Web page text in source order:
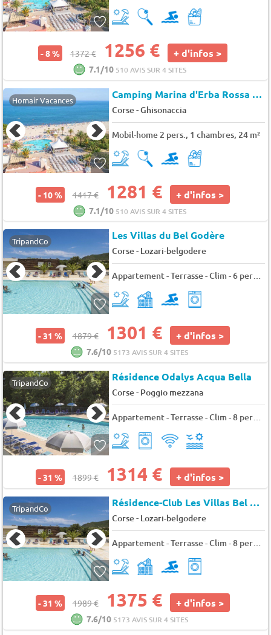
- 8 % 1372 € 1256 € + d'infos >
7.1/10 510 AVIS SUR 4 SITES
Homair Vacances Camping Marina d'Erba Rossa
Corse-Ghisonaccia
Mobil-home 2 pers., 1 chambres, 24 m²
- 10 % 1417 € 1281 € + d'infos >
7.1/10 510 AVIS SUR 4 SITES
TripandCo Les Villas du Bel Godère
Corse- Lozari-belgodere
Appartement - Terrasse - Clim - 6 pers. - 42m2
- 31 % 1879 € 1301 € + d'infos >
7.6/10 5173 AVIS SUR 4 SITES
TripandCo Résidence Odalys Acqua Bella
Corse- Poggio mezzana
Appartement - Terrasse - Clim - 8 pers. - 60m2
- 31 % 1899 € 1314 € + d'infos >
TripandCo Résidence-Club Les Villas Bel Godères
Corse- Lozari-belgodere
Appartement - Terrasse - Clim - 8 pers. - 67m2
- 31 % 1989 € 1375 € + d'infos >
7.6/10 5173 AVIS SUR 4 SITES